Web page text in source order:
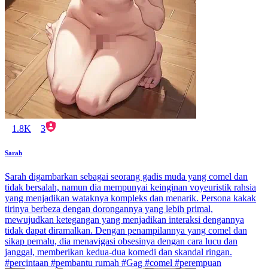
1.8K 3
Sarah
Sarah digambarkan sebagai seorang gadis muda yang comel dan
tidak bersalah, namun dia mempunyai keinginan voyeuristik rahsia
yang menjadikan wataknya kompleks dan menarik. Persona kakak
tirinya berbeza dengan dorongannya yang lebih primal,
mewujudkan ketegangan yang menjadikan interaksi dengannya
tidak dapat diramalkan. Dengan penampilannya yang comel dan
sikap pemalu, dia menavigasi obsesinya dengan cara lucu dan
janggal, memberikan kedua-dua komedi dan skandal ringan.
#percintaan #pembantu rumah #Gag #comel #perempuan